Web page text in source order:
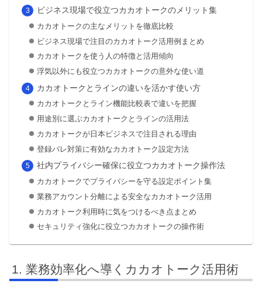
ビジネス現場で役立つカカオトークのメリット集
カカオトークの主なメリットを徹底比較
ビジネス現場で注目のカカオトーク活用例まとめ
カカオトークを使う人の特徴と活用傾向
浮気以外にも役立つカカオトークの意外な使い道
カカオトークとラインの違いを活かす使い方
カカオトークとライン機能比較表で違いを把握
用途別に選ぶカカオトークとラインの活用法
カカオトークが日本ビジネスで注目される理由
登録バレ対策に有効なカカオトーク設定方法
社内プライバシー確保に役立つカカオトーク操作法
カカオトークでプライバシーを守る設定ポイント集
業務アカウント分離による安全なカカオトーク活用
カカオトーク利用時に気をつけるべき点まとめ
セキュリティ強化に役立つカカオトークの操作術
業務効率化へ導くカカオトーク活用術